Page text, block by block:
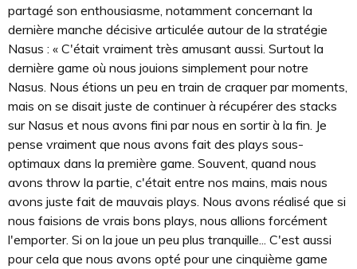
partagé son enthousiasme, notamment concernant la
dernière manche décisive articulée autour de la stratégie
Nasus : « C'était vraiment très amusant aussi. Surtout la
dernière game où nous jouions simplement pour notre
Nasus. Nous étions un peu en train de craquer par moments,
mais on se disait juste de continuer à récupérer des stacks
sur Nasus et nous avons fini par nous en sortir à la fin. Je
pense vraiment que nous avons fait des plays sous-
optimaux dans la première game. Souvent, quand nous
avons throw la partie, c'était entre nos mains, mais nous
avons juste fait de mauvais plays. Nous avons réalisé que si
nous faisions de vrais bons plays, nous allions forcément
l'emporter. Si on la joue un peu plus tranquille... C'est aussi
pour cela que nous avons opté pour une cinquième game